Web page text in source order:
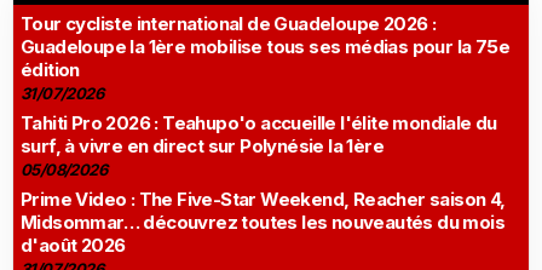
Tour cycliste international de Guadeloupe 2026 :
Guadeloupe la 1ère mobilise tous ses médias pour la 75e
édition
31/07/2026
Tahiti Pro 2026 : Teahupo'o accueille l'élite mondiale du
surf, à vivre en direct sur Polynésie la 1ère
05/08/2026
Prime Video : The Five-Star Weekend, Reacher saison 4,
Midsommar… découvrez toutes les nouveautés du mois
d'août 2026